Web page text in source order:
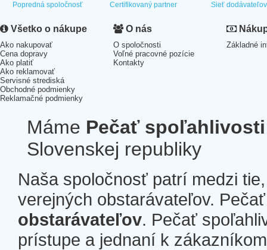
Popredná spoločnosť Certifikovaný partner Sieť dodávateľov
Všetko o nákupe
Ako nakupovať
Cena dopravy
Ako platiť
Ako reklamovať
Servisné strediská
Obchodné podmienky
Reklamačné podmienky
O nás
O spoločnosti
Voľné pracovné pozície
Kontakty
Základné
Máme Pečať spoľahlivosti
Slovenskej republiky
Naša spoločnosť patrí medzi
verejných obstarávateľov.
obstarávateľov. Pečať
prístupe a jednaní k